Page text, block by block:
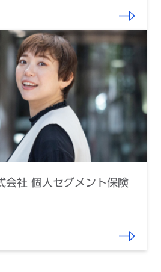
会社 個人セグメント保険